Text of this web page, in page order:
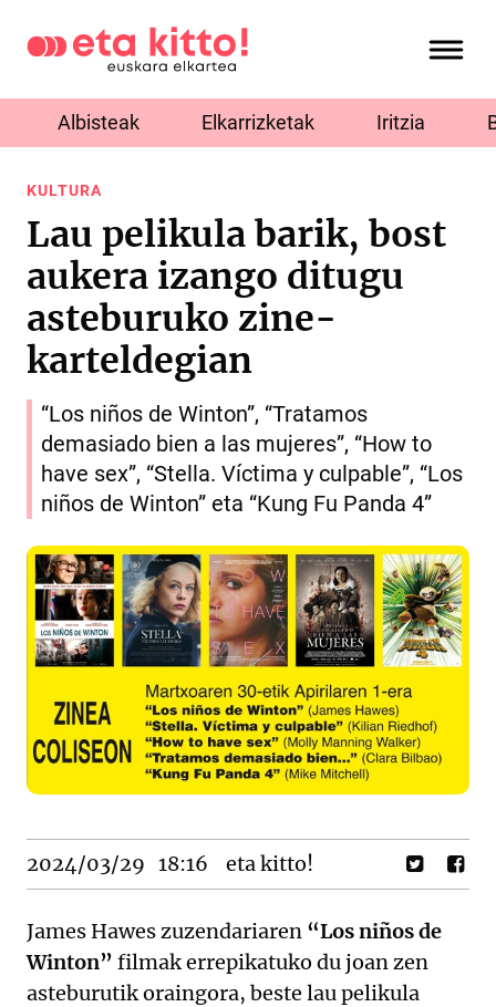
Albisteak Elkarrizketak Iritzia
KULTURA
Lau pelikula barik, bost
aukera izango ditugu
asteburuko zine-
karteldegian
“Los niños de Winton”, “Tratamos
demasiado bien a las mujeres”, “How to
have sex”, “Stella. Víctima y culpable”, “Los
niños de Winton” eta “Kung Fu Panda 4”
2024/03/29 18:16 eta kitto!
James Hawes zuzendariaren “Los niños de
Winton” filmak errepikatuko du joan zen
asteburutik oraingora, beste lau pelikula